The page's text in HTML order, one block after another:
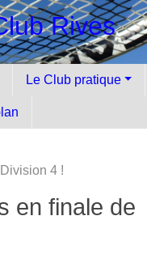
Rives
Le Club pratique
4 !
en finale de